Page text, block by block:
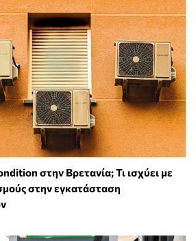
στην Βρετανία; Τι ισχύει με
στην εγκατάσταση